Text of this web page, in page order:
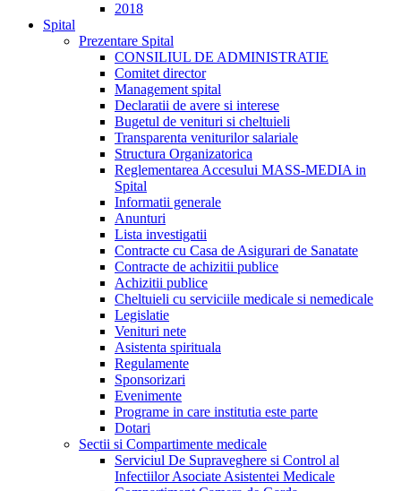
2018
Spital
Prezentare Spital
CONSILIUL DE ADMINISTRATIE
Comitet director
Management spital
Declaratii de avere si interese
Bugetul de venituri si cheltuieli
Transparenta veniturilor salariale
Structura Organizatorica
Reglementarea Accesului MASS-MEDIA in
Spital
Informatii generale
Anunturi
Lista investigatii
Contracte cu Casa de Asigurari de Sanatate
Contracte de achizitii publice
Achizitii publice
Cheltuieli cu serviciile medicale si nemedicale
Legislatie
Venituri nete
Asistenta spirituala
Regulamente
Sponsorizari
Evenimente
Programe in care institutia este parte
Dotari
Sectii si Compartimente medicale
Serviciul De Supraveghere si Control al
Infectiilor Asociate Asistentei Medicale